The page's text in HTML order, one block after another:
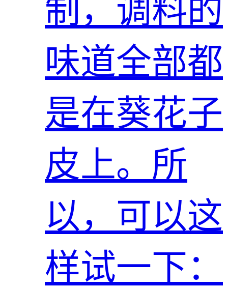
制，调料的
味道全部都
是在葵花子
皮上。所
以，可以这
样试一下：